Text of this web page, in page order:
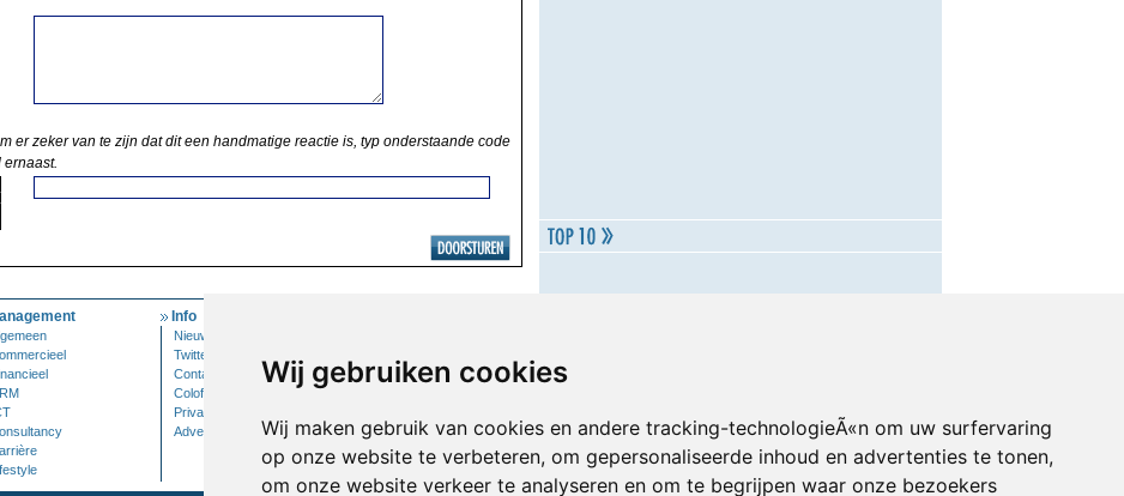
Wij gebruiken cookies
Wij maken gebruik van cookies en andere tracking-technologieÃ«n om uw surfervaring
op onze website te verbeteren, om gepersonaliseerde inhoud en advertenties te tonen,
om onze website verkeer te analyseren en om te begrijpen waar onze bezoekers
er zeker van te zijn dat dit een handmatige reactie is, typ onderstaande code
ernaast.
Info
Nieuwsbrief
Twitter
Contact
Colofon
Privacy
Adverteren